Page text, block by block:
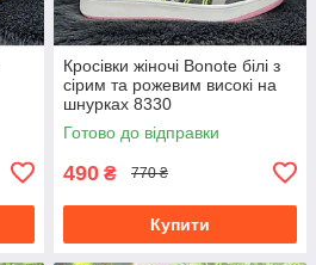
Кросівки жіночі Bonote білі з
сірим та рожевим високі на
шнурках 8330
Готово до відправки
490 ₴ 770 ₴
Купити